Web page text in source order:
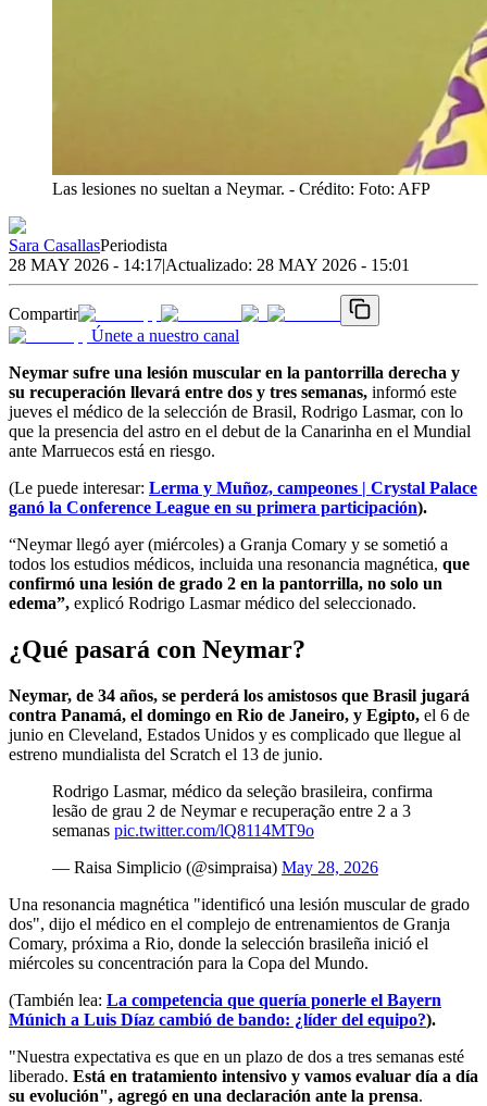
Las lesiones no sueltan a Neymar. - Crédito: Foto: AFP
Sara CasallasPeriodista
28 MAY 2026 - 14:17|Actualizado: 28 MAY 2026 - 15:01
Compartir
Únete a nuestro canal
Neymar sufre una lesión muscular en la pantorrilla derecha y
su recuperación llevará entre dos y tres semanas, informó este
jueves el médico de la selección de Brasil, Rodrigo Lasmar, con lo
que la presencia del astro en el debut de la Canarinha en el Mundial
ante Marruecos está en riesgo.
(Le puede interesar: Lerma y Muñoz, campeones | Crystal Palace
ganó la Conference League en su primera participación).
“Neymar llegó ayer (miércoles) a Granja Comary y se sometió a
todos los estudios médicos, incluida una resonancia magnética, que
confirmó una lesión de grado 2 en la pantorrilla, no solo un
edema”, explicó Rodrigo Lasmar médico del seleccionado.
¿Qué pasará con Neymar?
Neymar, de 34 años, se perderá los amistosos que Brasil jugará
contra Panamá, el domingo en Rio de Janeiro, y Egipto, el 6 de
junio en Cleveland, Estados Unidos y es complicado que llegue al
estreno mundialista del Scratch el 13 de junio.
Rodrigo Lasmar, médico da seleção brasileira, confirma
lesão de grau 2 de Neymar e recuperação entre 2 a 3
semanas pic.twitter.com/lQ8114MT9o
— Raisa Simplicio (@simpraisa) May 28, 2026
Una resonancia magnética "identificó una lesión muscular de grado
dos", dijo el médico en el complejo de entrenamientos de Granja
Comary, próxima a Rio, donde la selección brasileña inició el
miércoles su concentración para la Copa del Mundo.
(También lea: La competencia que quería ponerle el Bayern
Múnich a Luis Díaz cambió de bando: ¿líder del equipo?).
"Nuestra expectativa es que en un plazo de dos a tres semanas esté
liberado. Está en tratamiento intensivo y vamos evaluar día a día
su evolución", agregó en una declaración ante la prensa.